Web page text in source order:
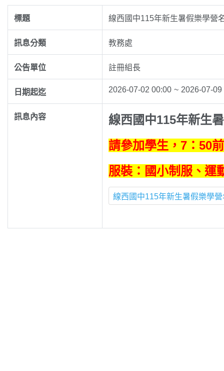
標題 線西國中115年新生暑假樂學營
訊息分類 教務處
公告單位 註冊組長
日期起迄 2026-07-02 00:00 ~ 2026-07-09
訊息內容
線西國中115年新生
請參加學生，7：50
服裝：國小制服、運
線西國中115年新生暑假樂學